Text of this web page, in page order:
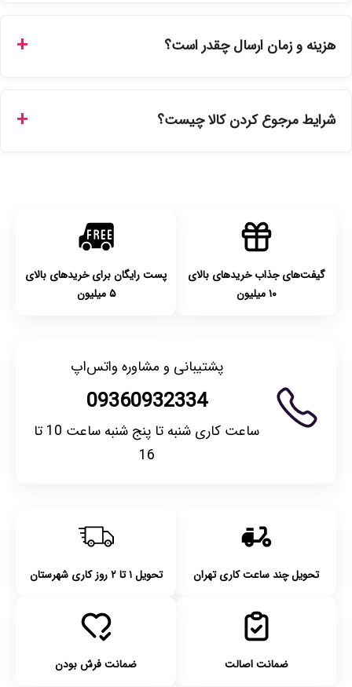
نمایندگی‌های معتبر تهیه شده و دارای بچ‌کد قابل استعلام هستند.
هزینه و زمان ارسال چقدر است؟
انتخاب کنید و برای شهرستان‌ها بین یک الی ۳ روز کاری از طریق
شرایط مرجوع کردن کالا چیست؟
گیفت‌های جذاب خریدهای بالای
۱۰ میلیون
پست رایگان برای خریدهای بالای
۵ میلیون
پشتیبانی و مشاوره واتس‌اپ
09360932334
ساعت کاری شنبه تا پنج شنبه ساعت 10 تا
16
تحویل چند ساعت کاری تهران تحویل ۱ تا ۲ روز کاری شهرستان
ضمانت اصالت ضمانت فرش بودن